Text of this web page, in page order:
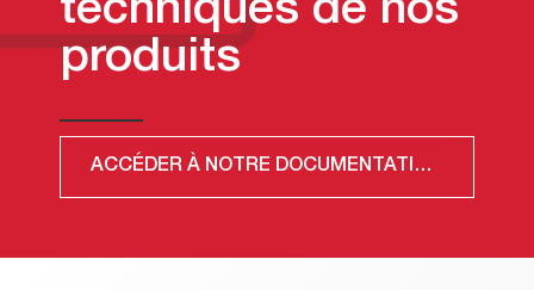
techniques de nos
produits
ACCÉDER À NOTRE DOCUMENTATION